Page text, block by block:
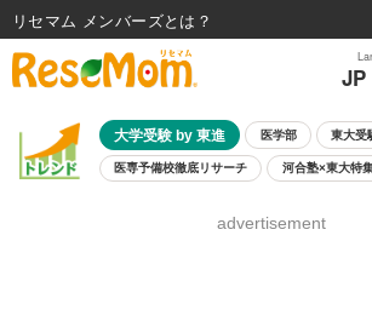
JP
大学受験 by 東進 医学部 東大受
医専予備校徹底リサーチ 河合塾×東大特
8月開催学校説明会・相談会
advertisement
リセマム メンバーズ